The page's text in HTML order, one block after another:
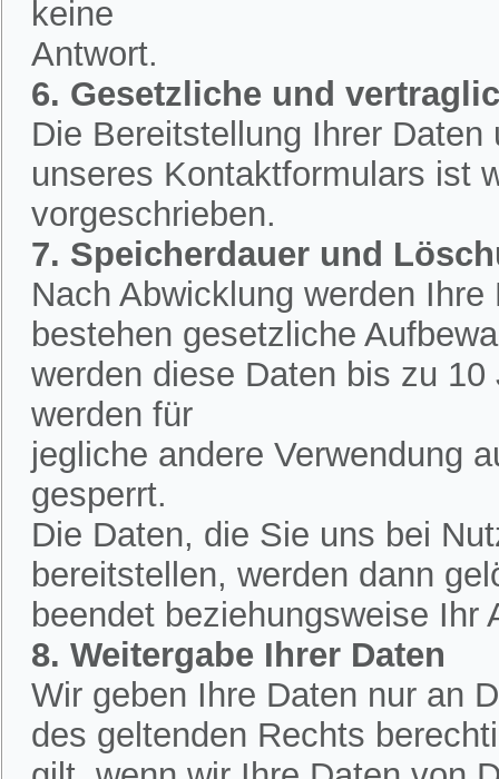
keine
Antwort.
6. Gesetzliche und
Die Bereitstellung Ihrer
unseres Kontaktformulars ist
vorgeschrieben.
7. Speicherdauer und
Nach Abwicklung werden
bestehen gesetzliche
werden diese Daten bis zu
werden für
jegliche andere Verwendung
gesperrt.
Die Daten, die Sie uns bei
bereitstellen, werden dann
beendet beziehungsweise
8. Weitergabe Ihrer Daten
Wir geben Ihre Daten nur an
des geltenden Rechts